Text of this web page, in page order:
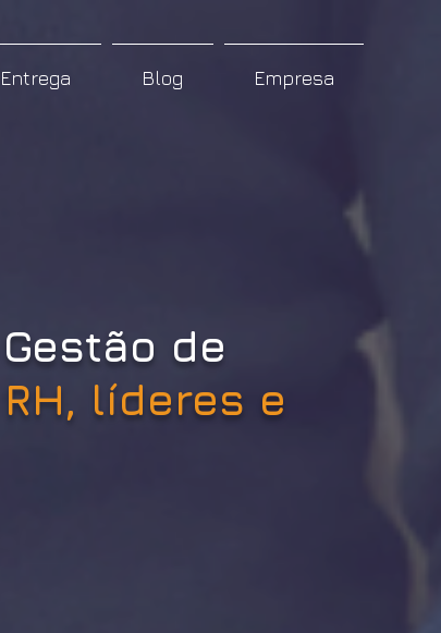
Entrega Blog Empresa
Gestão de
RH, líderes e